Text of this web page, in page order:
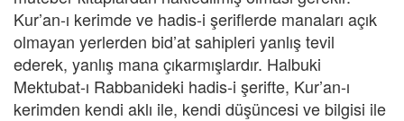
Kur’an-ı kerimde ve hadis-i şeriflerde manaları açık
olmayan yerlerden bid’at sahipleri yanlış tevil
ederek, yanlış mana çıkarmışlardır. Halbuki
Mektubat-ı Rabbanideki hadis-i şerifte, Kur’an-ı
kerimden kendi aklı ile, kendi düşüncesi ve bilgisi ile